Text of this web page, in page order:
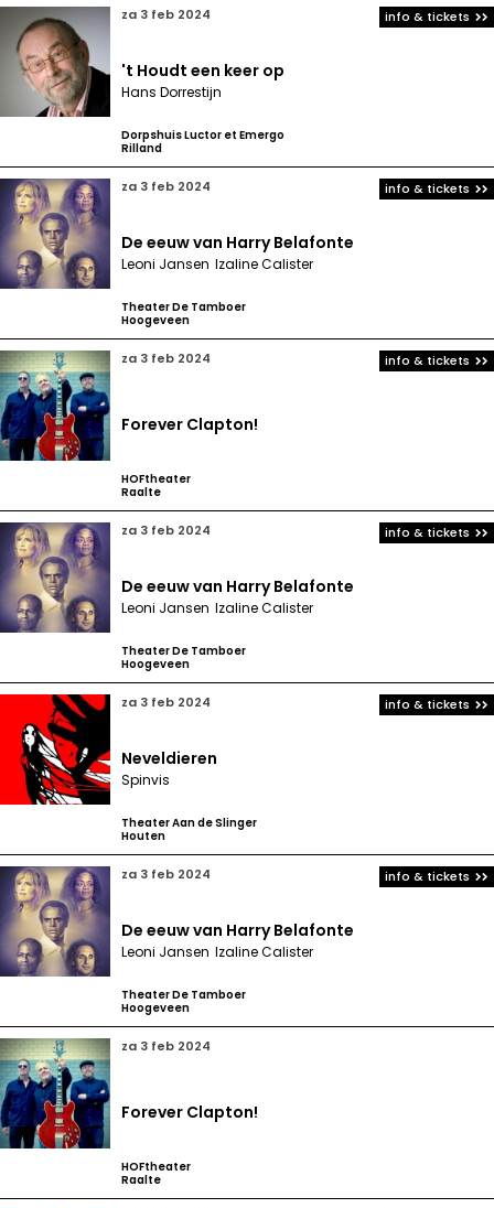
za 3 feb 2024
't Houdt een keer op
Hans Dorrestijn
Dorpshuis Luctor et Emergo
Rilland
info & tickets
za 3 feb 2024
De eeuw van Harry Belafonte
Leoni Jansen Izaline Calister
Theater De Tamboer
Hoogeveen
info & tickets
za 3 feb 2024
Forever Clapton!
HOFtheater
Raalte
info & tickets
za 3 feb 2024
De eeuw van Harry Belafonte
Leoni Jansen Izaline Calister
Theater De Tamboer
Hoogeveen
info & tickets
za 3 feb 2024
Neveldieren
Spinvis
Theater Aan de Slinger
Houten
info & tickets
za 3 feb 2024
De eeuw van Harry Belafonte
Leoni Jansen Izaline Calister
Theater De Tamboer
Hoogeveen
info & tickets
za 3 feb 2024
Forever Clapton!
HOFtheater
Raalte